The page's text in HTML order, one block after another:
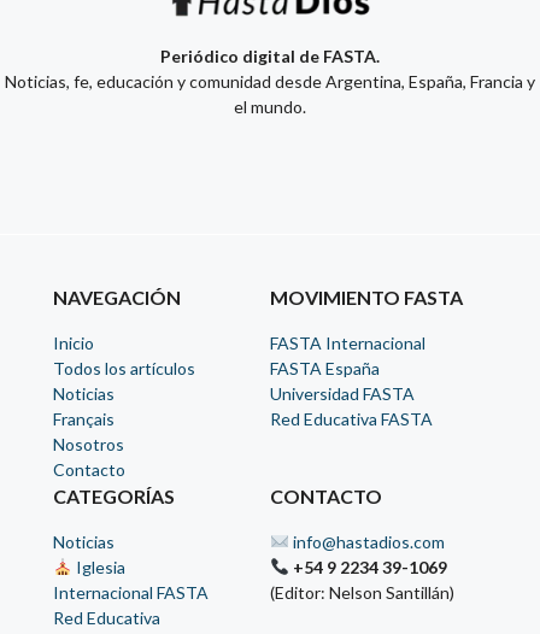
Periódico digital de FASTA.
Noticias, fe, educación y comunidad desde Argentina, España, Francia y
el mundo.
NAVEGACIÓN
Inicio
Todos los artículos
Noticias
Français
Nosotros
Contacto
MOVIMIENTO FASTA
FASTA Internacional
FASTA España
Universidad FASTA
Red Educativa FASTA
CATEGORÍAS
Noticias
Iglesia
Internacional FASTA
Red Educativa
CONTACTO
info@hastadios.com
+54 9 2234 39-1069
(Editor: Nelson Santillán)